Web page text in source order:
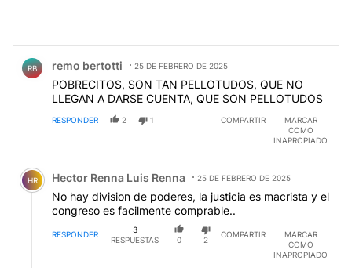
RB remo bertotti 25 DE FEBRERO DE 2025
POBRECITOS, SON TAN PELLOTUDOS, QUE NO
LLEGAN A DARSE CUENTA, QUE SON PELLOTUDOS
RESPONDER 2 1 COMPARTIR
MARCAR
COMO
INAPROPIADO
Comentario de Hector Renna Luis Renna.
HR Hector Renna Luis Renna 25 DE FEBRERO DE 2025
No hay division de poderes, la justicia es macrista y el
congreso es facilmente comprable..
RESPONDER
3
RESPUESTAS
0 2
COMPARTIR
MARCAR
COMO
INAPROPIADO